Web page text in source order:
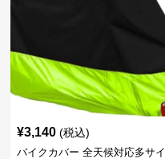
¥3,140 (税込)
バイクカバー 全天候対応多サイ